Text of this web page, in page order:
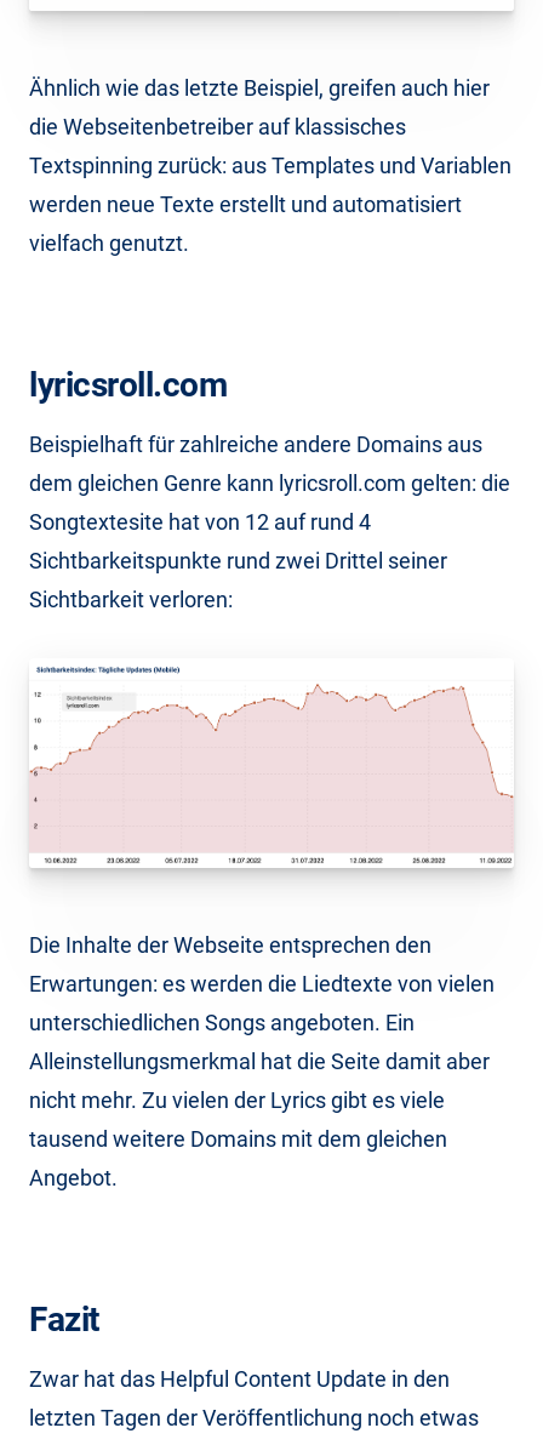
Ähnlich wie das letzte Beispiel, greifen auch hier
die Webseitenbetreiber auf klassisches
Textspinning zurück: aus Templates und Variablen
werden neue Texte erstellt und automatisiert
vielfach genutzt.
lyricsroll.com
Beispielhaft für zahlreiche andere Domains aus
dem gleichen Genre kann lyricsroll.com gelten: die
Songtextesite hat von 12 auf rund 4
Sichtbarkeitspunkte rund zwei Drittel seiner
Sichtbarkeit verloren:
Die Inhalte der Webseite entsprechen den
Erwartungen: es werden die Liedtexte von vielen
unterschiedlichen Songs angeboten. Ein
Alleinstellungsmerkmal hat die Seite damit aber
nicht mehr. Zu vielen der Lyrics gibt es viele
tausend weitere Domains mit dem gleichen
Angebot.
Fazit
Zwar hat das Helpful Content Update in den
letzten Tagen der Veröffentlichung noch etwas